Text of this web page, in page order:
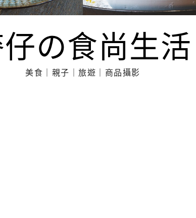
の食尚生活
美食｜親子｜旅遊｜商品攝影